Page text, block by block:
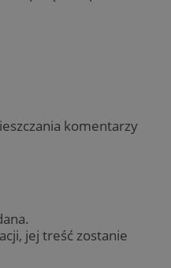
komentarzy
jej treść zostanie